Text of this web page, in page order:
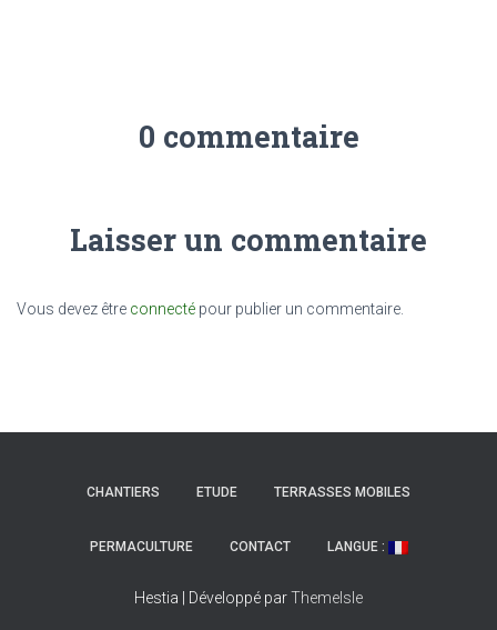
0 commentaire
Laisser un commentaire
Vous devez être connecté pour publier un commentaire.
CHANTIERS ETUDE TERRASSES MOBILES
PERMACULTURE CONTACT LANGUE :
Hestia | Développé parThemeIsle